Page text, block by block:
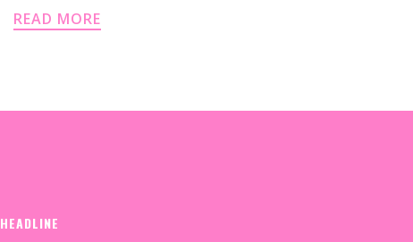
READ MORE
HEADLINE